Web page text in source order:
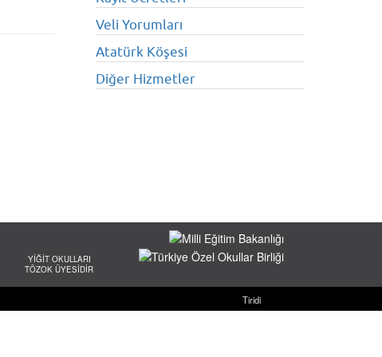
Veli Yorumları
Atatürk Köşesi
Diğer Hizmetler
YİĞİT OKULLARI
TÖZOK ÜYESİDİR
Tiridi